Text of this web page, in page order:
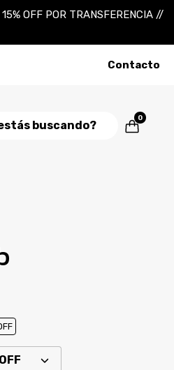
OFF POR TRANSFERENCIA //
Contacto
0